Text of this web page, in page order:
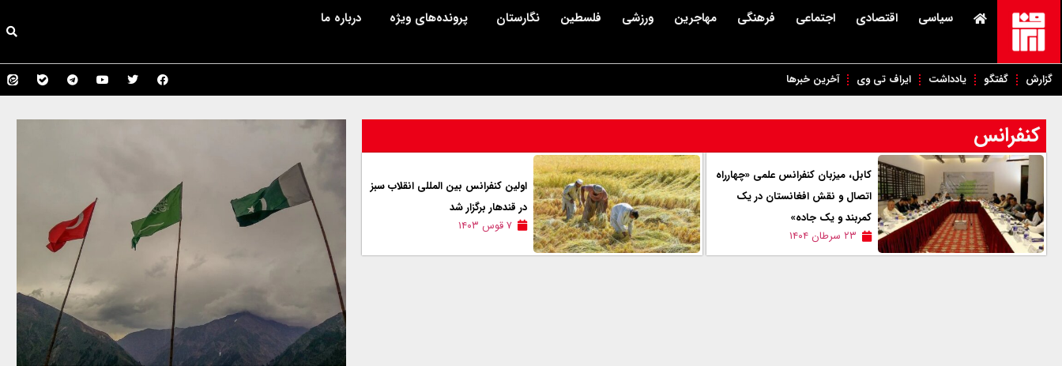
سیاسی اقتصادی اجتماعی فرهنگی مهاجرین ورزشی فلسطین نگارستان پرونده‌های ویژه درباره ما
گزارش گفتگو یادداشت ایراف تی وی آخرین خبرها
کنفرانس
کابل، میزبان کنفرانس علمی «چهارراه
اتصال و نقش افغانستان در یک
کمربند و یک جاده»
۲۳ سرطان ۱۴۰۴
اولین کنفرانس بین المللی انقلاب سبز
در قندهار برگزار شد
۷ قوس ۱۴۰۳